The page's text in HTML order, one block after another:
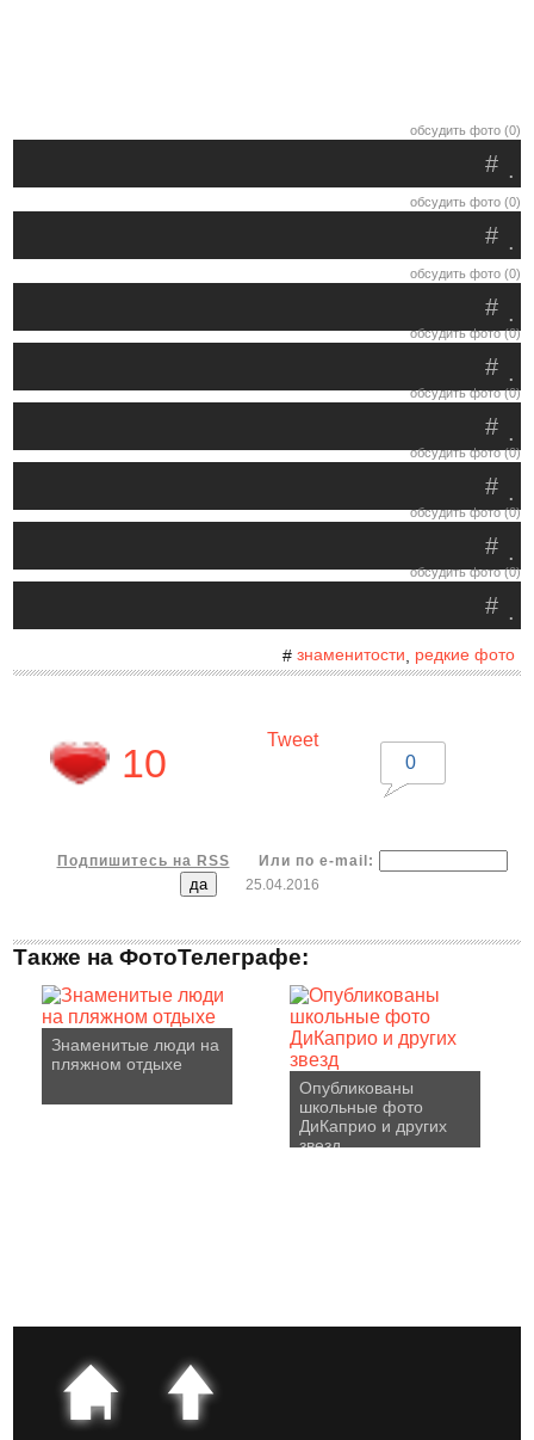
обсудить фото (0)
.
#
обсудить фото (0)
.
#
обсудить фото (0)
.
#
обсудить фото (0)
.
#
обсудить фото (0)
.
#
обсудить фото (0)
.
#
обсудить фото (0)
.
#
обсудить фото (0)
.
#
# знаменитости редкие фото
10
Tweet
0
Подпишитесь на RSS
Или по e-mail:
25.04.2016
Также на ФотоТелеграфе:
Знаменитые люди на
пляжном отдыхе
Опубликованы
школьные фото
ДиКаприо и других
звезд